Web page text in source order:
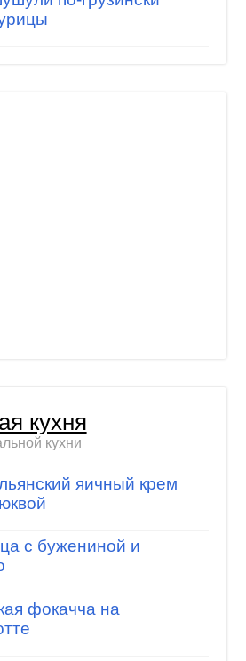
кухня
кухни
яичный крем
с бужениной и
фокачча на